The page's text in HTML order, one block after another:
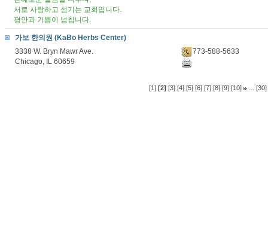
서로 사랑하고 섬기는 교회입니다.
평안과 기쁨이 넘칩니다.
가보 한의원 (KaBo Herbs Center)
3338 W. Bryn Mawr Ave.
Chicago, IL 60659
773-588-5633
[1] [2] [3] [4] [5] [6] [7] [8] [9] [10] ... [30]